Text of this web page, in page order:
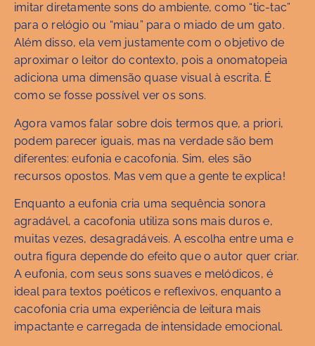
imitar diretamente sons do ambiente, como “tic-tac”
para o relógio ou “miau” para o miado de um gato.
Além disso, ela vem justamente com o objetivo de
aproximar o leitor do contexto, pois a onomatopeia
adiciona uma dimensão quase visual à escrita. É
como se fosse possível ver os sons.
Agora vamos falar sobre dois termos que, a priori,
podem parecer iguais, mas na verdade são bem
diferentes: eufonia e cacofonia. Sim, eles são
recursos opostos. Mas vem que a gente te explica!
Enquanto a eufonia cria uma sequência sonora
agradável, a cacofonia utiliza sons mais duros e,
muitas vezes, desagradáveis. A escolha entre uma e
outra figura depende do efeito que o autor quer criar.
A eufonia, com seus sons suaves e melódicos, é
ideal para textos poéticos e reflexivos, enquanto a
cacofonia cria uma experiência de leitura mais
impactante e carregada de intensidade emocional.